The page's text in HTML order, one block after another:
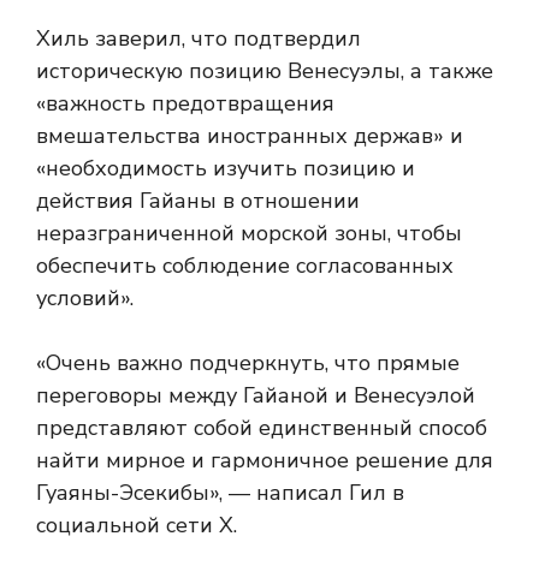
Хиль заверил, что подтвердил
историческую позицию Венесуэлы, а также
«важность предотвращения
вмешательства иностранных держав» и
«необходимость изучить позицию и
действия Гайаны в отношении
неразграниченной морской зоны, чтобы
обеспечить соблюдение согласованных
условий».
«Очень важно подчеркнуть, что прямые
переговоры между Гайаной и Венесуэлой
представляют собой единственный способ
найти мирное и гармоничное решение для
Гуаяны-Эсекибы», — написал Гил в
социальной сети X.